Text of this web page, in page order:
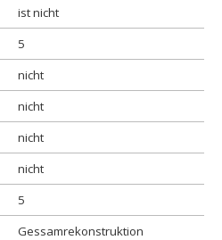
ist nicht
5
nicht
nicht
nicht
nicht
5
Gessamrekonstruktion